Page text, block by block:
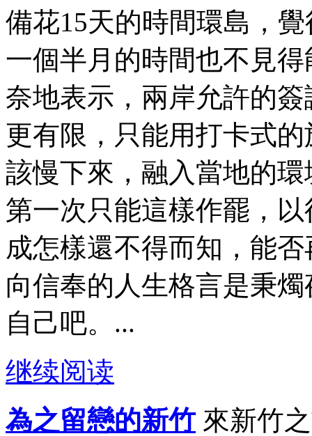
備花15天的時間環島，
一個半月的時間也不見
奈地表示，兩岸允許的
更有限，只能用打卡式
該慢下來，融入當地的
第一次只能這樣作罷，
成怎樣還不得而知，能
向信奉的人生格言是秉
自己吧。...
继续阅读
為之留戀的新竹 來新竹